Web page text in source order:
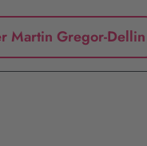
Martin Gregor-Dellin